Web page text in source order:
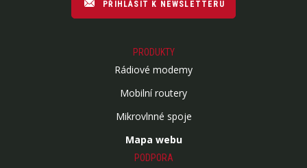
PŘIHLÁSIT K NEWSLETTERU
PRODUKTY
Rádiové modemy
Mobilní routery
Mikrovlnné spoje
Mapa webu
PODPORA